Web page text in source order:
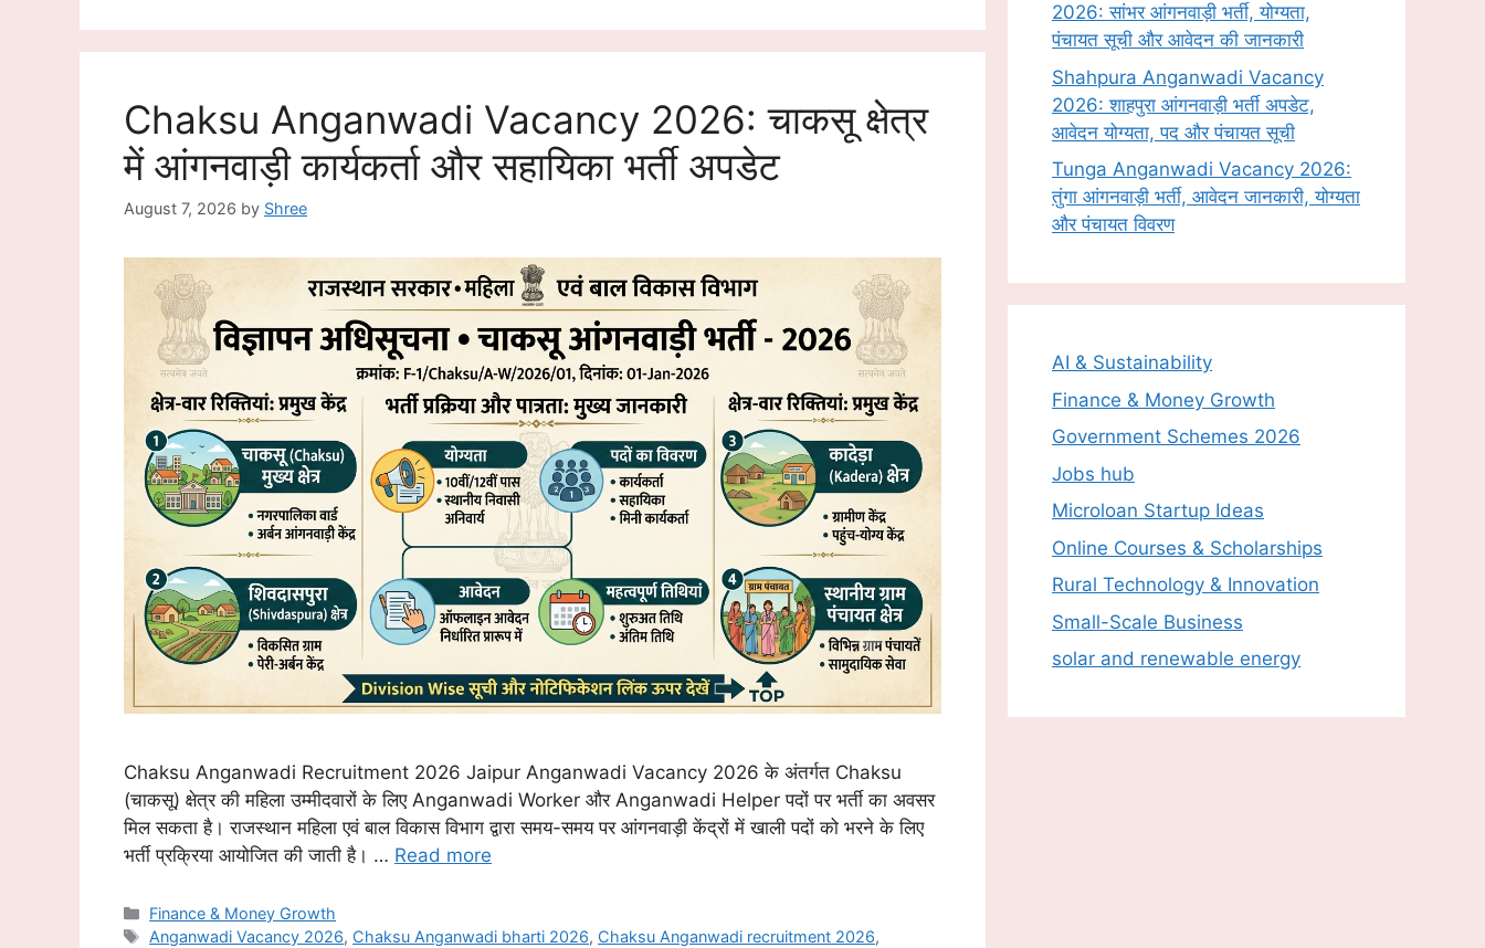
Chaksu Anganwadi Vacancy 2026: चाकसू क्षेत्र
में आंगनवाड़ी कार्यकर्ता और सहायिका भर्ती अपडेट
August 7, 2026 by Shree
Chaksu Anganwadi Recruitment 2026 Jaipur Anganwadi Vacancy 2026 के अंतर्गत Chaksu
(चाकसू) क्षेत्र की महिला उम्मीदवारों के लिए Anganwadi Worker और Anganwadi Helper पदों पर भर्ती का अवसर
मिल सकता है। राजस्थान महिला एवं बाल विकास विभाग द्वारा समय-समय पर आंगनवाड़ी केंद्रों में खाली पदों को भरने के लिए
भर्ती प्रक्रिया आयोजित की जाती है। … Read more
Categories
Finance & Money Growth
Tags
Anganwadi Vacancy 2026, Chaksu Anganwadi bharti 2026, Chaksu Anganwadi recruitment 2026,
2026: सांभर आंगनवाड़ी भर्ती, योग्यता,
पंचायत सूची और आवेदन की जानकारी
Shahpura Anganwadi Vacancy
2026: शाहपुरा आंगनवाड़ी भर्ती अपडेट,
आवेदन योग्यता, पद और पंचायत सूची
Tunga Anganwadi Vacancy 2026:
तुंगा आंगनवाड़ी भर्ती, आवेदन जानकारी, योग्यता
और पंचायत विवरण
AI & Sustainability
Finance & Money Growth
Government Schemes 2026
Jobs hub
Microloan Startup Ideas
Online Courses & Scholarships
Rural Technology & Innovation
Small-Scale Business
solar and renewable energy